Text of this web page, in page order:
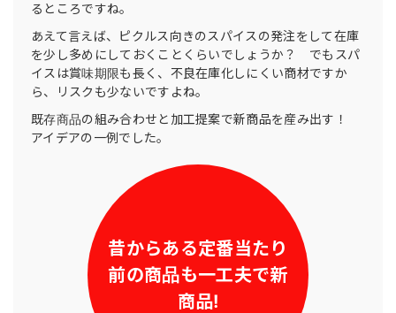
るところですね。
あえて言えば、ピクルス向きのスパイスの発注をして在庫
を少し多めにしておくことくらいでしょうか？ でもスパ
イスは賞味期限も長く、不良在庫化しにくい商材ですか
ら、リスクも少ないですよね。
既存商品の組み合わせと加工提案で新商品を産み出す！
アイデアの一例でした。
昔からある定番当たり
前の商品も一工夫で新
商品!